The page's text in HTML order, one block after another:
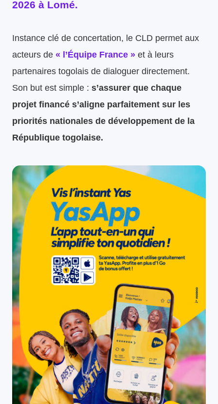
2026 à Lomé.
Instance clé de concertation, le CLD permet aux
acteurs de « l’Équipe France » et à leurs
partenaires togolais de dialoguer directement.
Son but est simple : s’assurer que chaque
projet financé s’aligne parfaitement sur les
priorités nationales de développement de la
République togolaise.